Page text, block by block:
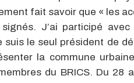
fait savoir que « les
signés. J’ai participé
suis le seul président de
la commune
du BRICS. Du 28